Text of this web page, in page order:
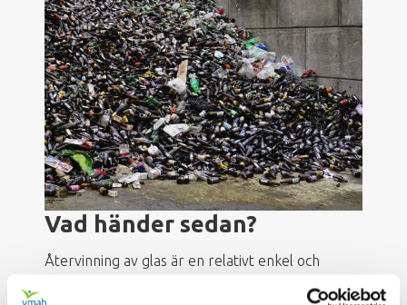
Vad händer sedan?
Återvinning av glas är en relativt enkel och